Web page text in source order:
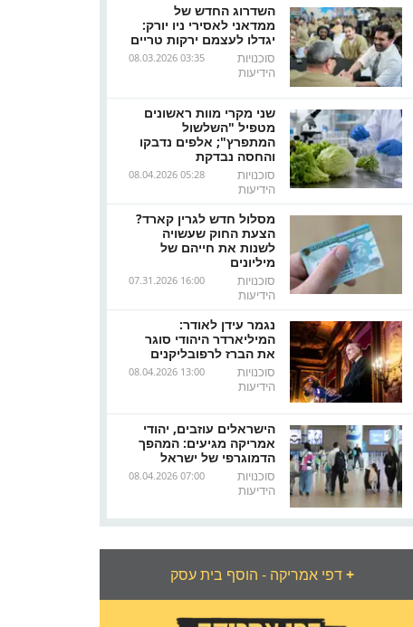
השדרוג החדש של
ממדאני לאסירי ניו יורק:
יגדלו לעצמם ירקות טריים
08.03.2026 03:35
סוכנויות
הידיעות
שני מקרי מוות ראשונים
מטפיל "השלשול
המתפרץ"; אלפים נדבקו
והחסה נבדקת
08.04.2026 05:28
סוכנויות
הידיעות
מסלול חדש לגרין קארד?
הצעת החוק שעשויה
לשנות את חייהם של
מיליונים
07.31.2026 16:00
סוכנויות
הידיעות
נגמר עידן לאודר:
המיליארדר היהודי סוגר
את הברז לרפובליקנים
08.04.2026 13:00
סוכנויות
הידיעות
הישראלים עוזבים, יהודי
אמריקה מגיעים: המהפך
הדמוגרפי של ישראל
08.04.2026 07:00
סוכנויות
הידיעות
דפי אמריקה - הוסף בית עסק+